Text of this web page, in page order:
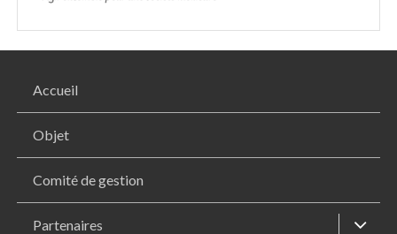
Accueil
Objet
Comité de gestion
Partenaires